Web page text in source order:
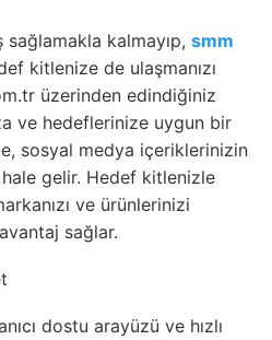
sağlamakla kalmayıp, smm
kitlenize de ulaşmanızı
üzerinden edindiğiniz
ve hedeflerinize uygun bir
sosyal medya içeriklerinizin
gelir. Hedef kitlenizle
ve ürünlerinizi
sağlar.
dostu arayüzü ve hızlı